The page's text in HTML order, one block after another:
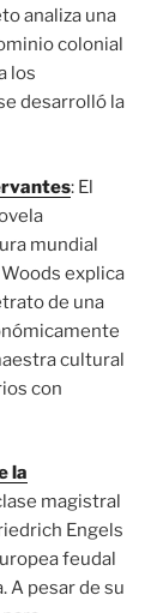
analiza una
colonial
los
desarrolló la
: El
mundial
explica
de una
cultural
con
la
magistral
Engels
feudal
A pesar de su